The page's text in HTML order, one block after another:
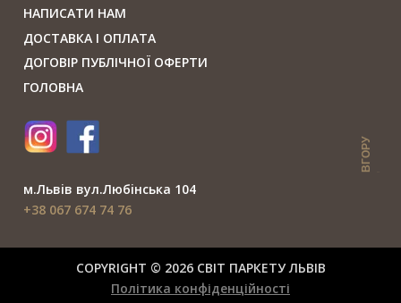
НАПИСАТИ НАМ
ДОСТАВКА І ОПЛАТА
ДОГОВІР ПУБЛІЧНОЇ ОФЕРТИ
ГОЛОВНА
ВГОРУ
м.Львiв вул.Любiнська 104
+38 067 674 74 76
COPYRIGHT © 2026 СВIТ ПАРКЕТУ ЛЬВІВ
Політика конфіденційності